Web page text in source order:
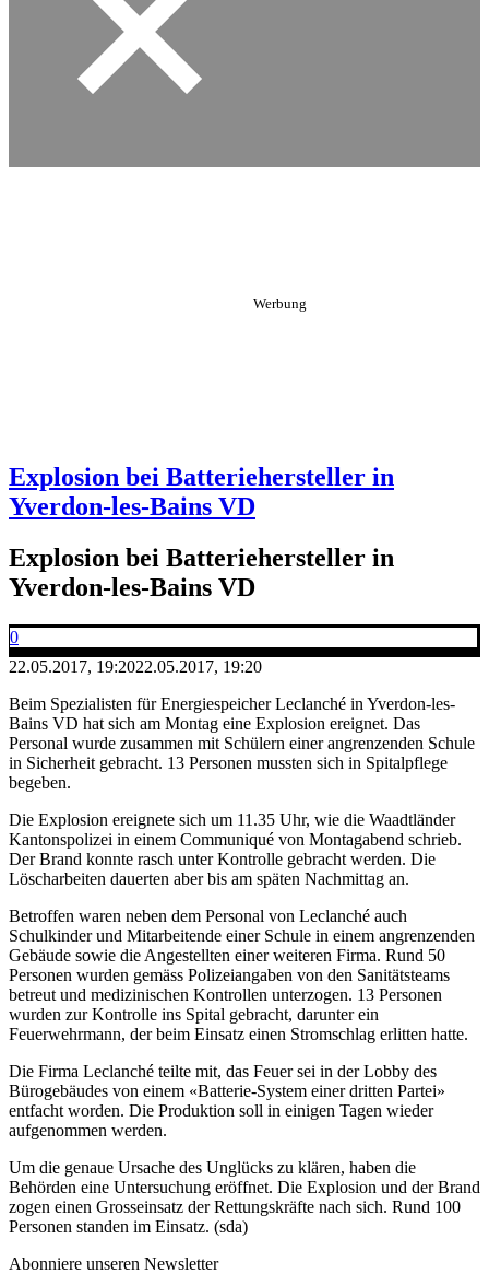
Explosion bei Batteriehersteller in
Yverdon-les-Bains VD
Explosion bei Batteriehersteller in
Yverdon-les-Bains VD
0
22.05.2017, 19:2022.05.2017, 19:20
Beim Spezialisten für Energiespeicher Leclanché in Yverdon-les-
Bains VD hat sich am Montag eine Explosion ereignet. Das
Personal wurde zusammen mit Schülern einer angrenzenden Schule
in Sicherheit gebracht. 13 Personen mussten sich in Spitalpflege
begeben.
Die Explosion ereignete sich um 11.35 Uhr, wie die Waadtländer
Kantonspolizei in einem Communiqué von Montagabend schrieb.
Der Brand konnte rasch unter Kontrolle gebracht werden. Die
Löscharbeiten dauerten aber bis am späten Nachmittag an.
Betroffen waren neben dem Personal von Leclanché auch
Schulkinder und Mitarbeitende einer Schule in einem angrenzenden
Gebäude sowie die Angestellten einer weiteren Firma. Rund 50
Personen wurden gemäss Polizeiangaben von den Sanitätsteams
betreut und medizinischen Kontrollen unterzogen. 13 Personen
wurden zur Kontrolle ins Spital gebracht, darunter ein
Feuerwehrmann, der beim Einsatz einen Stromschlag erlitten hatte.
Die Firma Leclanché teilte mit, das Feuer sei in der Lobby des
Bürogebäudes von einem «Batterie-System einer dritten Partei»
entfacht worden. Die Produktion soll in einigen Tagen wieder
aufgenommen werden.
Um die genaue Ursache des Unglücks zu klären, haben die
Behörden eine Untersuchung eröffnet. Die Explosion und der Brand
zogen einen Grosseinsatz der Rettungskräfte nach sich. Rund 100
Personen standen im Einsatz. (sda)
Abonniere unseren Newsletter